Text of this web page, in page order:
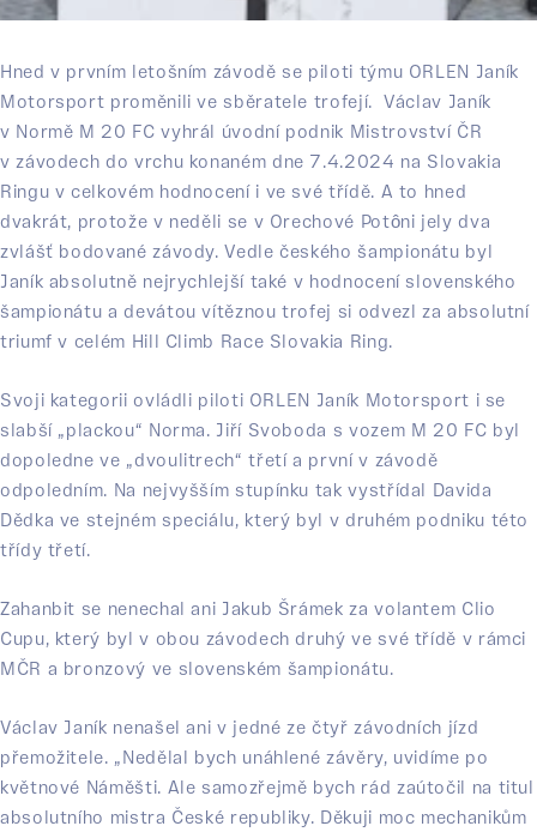
Hned v prvním letošním závodě se piloti týmu ORLEN Janík
Motorsport proměnili ve sběratele trofejí. Václav Janík
v Normě M 20 FC vyhrál úvodní podnik Mistrovství ČR
v závodech do vrchu konaném dne 7.4.2024 na Slovakia
Ringu v celkovém hodnocení i ve své třídě. A to hned
dvakrát, protože v neděli se v Orechové Potôni jely dva
zvlášť bodované závody. Vedle českého šampionátu byl
Janík absolutně nejrychlejší také v hodnocení slovenského
šampionátu a devátou vítěznou trofej si odvezl za absolutní
triumf v celém Hill Climb Race Slovakia Ring.
Svoji kategorii ovládli piloti ORLEN Janík Motorsport i se
slabší „plackou“ Norma. Jiří Svoboda s vozem M 20 FC byl
dopoledne ve „dvoulitrech“ třetí a první v závodě
odpoledním. Na nejvyšším stupínku tak vystřídal Davida
Dědka ve stejném speciálu, který byl v druhém podniku této
třídy třetí.
Zahanbit se nenechal ani Jakub Šrámek za volantem Clio
Cupu, který byl v obou závodech druhý ve své třídě v rámci
MČR a bronzový ve slovenském šampionátu.
Václav Janík nenašel ani v jedné ze čtyř závodních jízd
přemožitele. „Nedělal bych unáhlené závěry, uvidíme po
květnové Náměšti. Ale samozřejmě bych rád zaútočil na titul
absolutního mistra České republiky. Děkuji moc mechanikům